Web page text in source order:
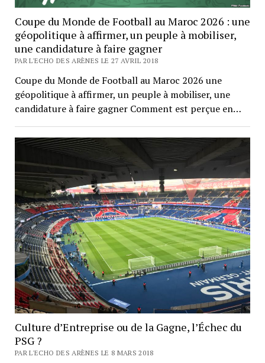
Coupe du Monde de Football au Maroc 2026 : une
géopolitique à affirmer, un peuple à mobiliser,
une candidature à faire gagner
PAR L'ECHO DES ARÈNES LE 27 AVRIL 2018
Coupe du Monde de Football au Maroc 2026 une
géopolitique à affirmer, un peuple à mobiliser, une
candidature à faire gagner Comment est perçue en…
Culture d’Entreprise ou de la Gagne, l’Échec du
PSG ?
PAR L'ECHO DES ARÈNES LE 8 MARS 2018